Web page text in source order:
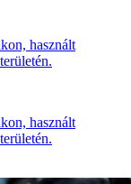
használt
használt